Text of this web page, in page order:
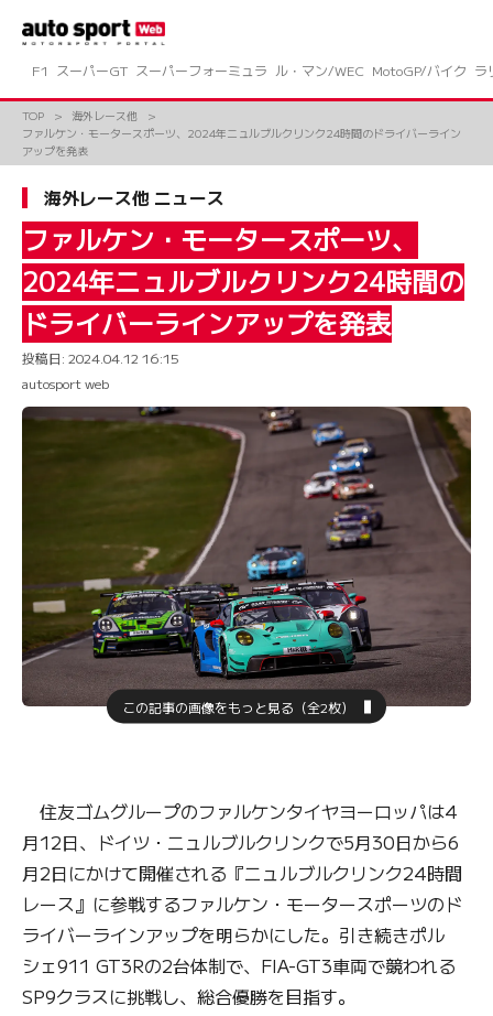
ツ
F1 スーパーGT スーパーフォーミュラ ル・マン/WEC MotoGP/バイク ラ
TOP
海外レース他
ファルケン・モータースポーツ、2024年ニュルブルクリンク24時間のドライバーライン
アップを発表
海外レース他 ニュース
ファルケン・モータースポーツ、
2024年ニュルブルクリンク24時間の
ドライバーラインアップを発表
投稿日: 2024.04.12 16:15
autosport web
この記事の画像をもっと見る（全2枚）
住友ゴムグループのファルケンタイヤヨーロッパは4
月12日、ドイツ・ニュルブルクリンクで5月30日から6
月2日にかけて開催される『ニュルブルクリンク24時間
レース』に参戦するファルケン・モータースポーツのド
ライバーラインアップを明らかにした。引き続きポル
シェ911 GT3Rの2台体制で、FIA-GT3車両で競われる
SP9クラスに挑戦し、総合優勝を目指す。